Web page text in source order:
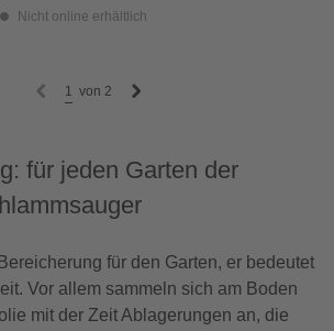
Nicht online erhältlich
1 von 2
für jeden Garten der
für den Garten, er bedeutet
Vor allem sammeln sich am Boden
mit der Zeit Ablagerungen an, die